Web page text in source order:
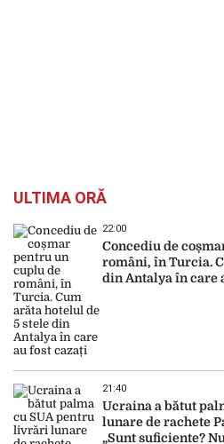
ULTIMA ORĂ
22:00
Concediu de
români, în Turcia.
din Antalya în care
21:40
Ucraina a bătut
lunare de rachete
„Sunt suficiente?